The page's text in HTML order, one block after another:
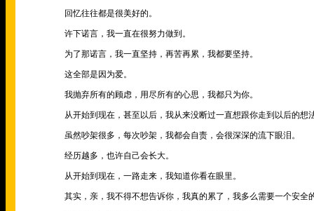
回忆往往都是很美好的。
许下诺言，我一直在很努力做到。
为了那诺言，我一直坚持，再苦再累，我都要坚持。
这全部是因为爱。
我抛弃所有的顾虑，用尽所有的心思，我都只为你。
从开始到现在，甚至以后，我从来没断过一直想跟你走到以后的想
虽然吵架很多，每次吵架，我都会自责，会很深深的流下眼泪。
经历越多，也许自己会长大。
从开始到现在，一路走来，我知道你看在眼里。
其实，亲，我不得不想告诉你，我真的累了，我多么需要一个安全